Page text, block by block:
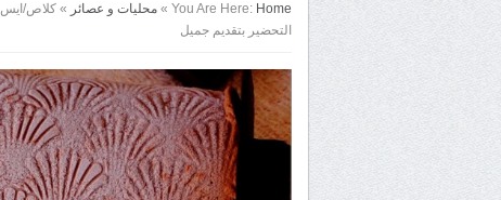
You Are Here: Home
» محليات و عصائر »
التحضير بتقديم جميل